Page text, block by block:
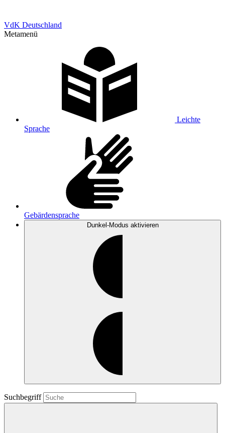
VdK Deutschland
Metamenü
Leichte
Sprache
Gebärdensprache
Dunkel-Modus aktivieren
Suchbegriff